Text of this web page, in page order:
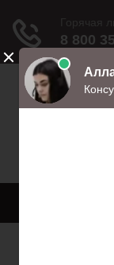
Права